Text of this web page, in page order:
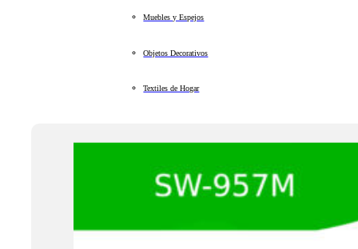
Muebles y Espejos
Objetos Decorativos
Textiles de Hogar